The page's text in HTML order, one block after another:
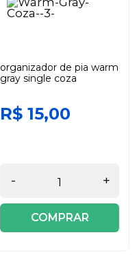
organizador de pia warm
gray single coza
R$ 15,00
- +
COMPRAR